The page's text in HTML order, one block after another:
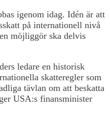
igenom idag. Idén är att
på internationell nivå
möjliggör ska delvis
ledare en historisk
skatteregler som
tävlan om att beskatta
USA:s finansminister